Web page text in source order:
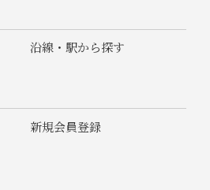
沿線・駅から探す
新規会員登録